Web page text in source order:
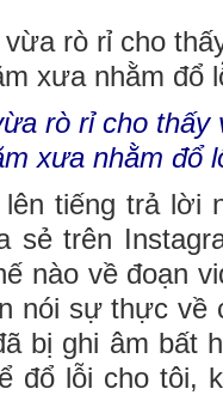
rò rỉ cho
xưa nhằm đổ
lên tiếng trả lời
sẻ trên
nào về đoạn
nói sự thực về
bị ghi âm bất
đổ lỗi cho tôi,